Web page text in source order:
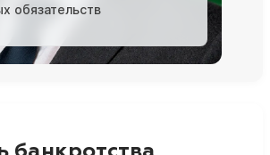
обязательств